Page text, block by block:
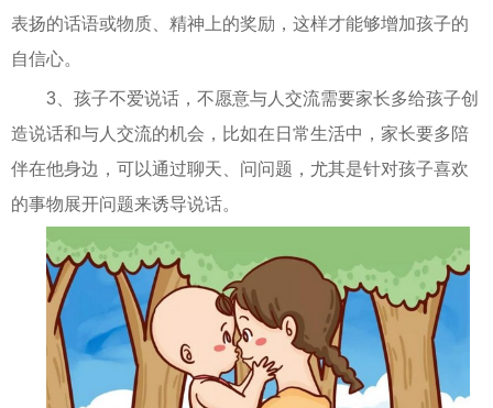
表扬的话语或物质、精神上的奖励，这样才能够增加孩子的
自信心。
3、孩子不爱说话，不愿意与人交流需要家长多给孩子创
造说话和与人交流的机会，比如在日常生活中，家长要多陪
伴在他身边，可以通过聊天、问问题，尤其是针对孩子喜欢
的事物展开问题来诱导说话。